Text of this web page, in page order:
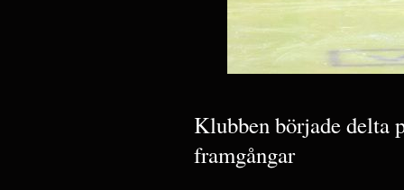
Klubben började delta
framgångar